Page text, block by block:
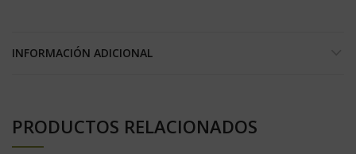
INFORMACIÓN ADICIONAL
PRODUCTOS RELACIONADOS